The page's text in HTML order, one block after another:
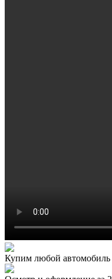
Купим любой автомобиль